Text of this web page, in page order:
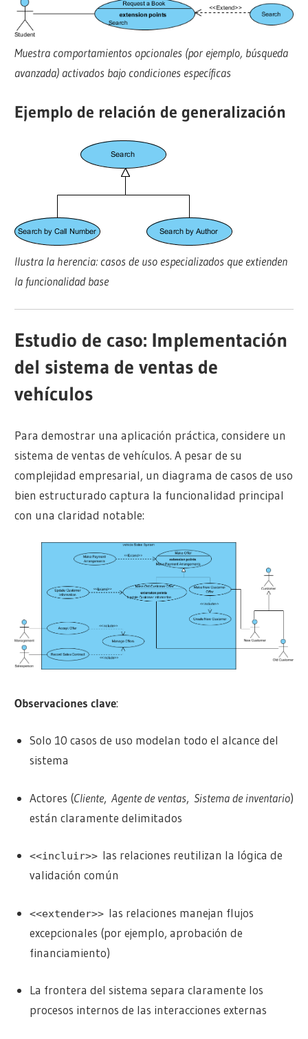
Muestra comportamientos opcionales (por ejemplo, búsqueda
avanzada) activados bajo condiciones específicas
Ejemplo de relación de generalización
Ilustra la herencia: casos de uso especializados que extienden
la funcionalidad base
Estudio de caso: Implementación
del sistema de ventas de
vehículos
Para demostrar una aplicación práctica, considere un
sistema de ventas de vehículos. A pesar de su
complejidad empresarial, un diagrama de casos de uso
bien estructurado captura la funcionalidad principal
con una claridad notable:
Observaciones clave:
Solo 10 casos de uso modelan todo el alcance del
sistema
Actores (Cliente, Agente de ventas, Sistema de inventario)
están claramente delimitados
<<incluir>>las relaciones reutilizan la lógica de
validación común
<<extender>>las relaciones manejan flujos
excepcionales (por ejemplo, aprobación de
financiamiento)
La frontera del sistema separa claramente los
procesos internos de las interacciones externas